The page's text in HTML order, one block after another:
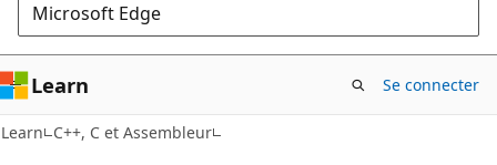
Microsoft Edge
Learn Se connecter
Learn C++, C et Assembleur